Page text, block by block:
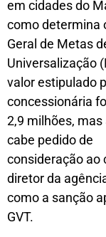
em cidades do
como determina
Geral de Metas
Universalização
valor estipulado
concessionária
2,9 milhões, mas
cabe pedido de
consideração ao
diretor da
como a sanção
GVT.